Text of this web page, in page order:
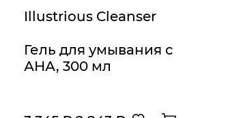
Illustrious Cleanser
Гель для умывания с
АНА, 300 мл